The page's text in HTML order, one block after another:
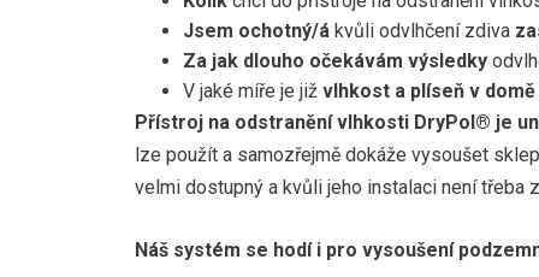
Jsem ochotný/á kvůli odvlhčení zdiva
Za jak dlouho očekávám výsledky
V jaké míře je již vlhkost a plíseň v
Přístroj na odstranění vlhkosti DryPol® je
lze použít a samozřejmě dokáže vysoušet
velmi dostupný a kvůli jeho instalaci není třeba
Náš systém se hodí i pro vysoušení